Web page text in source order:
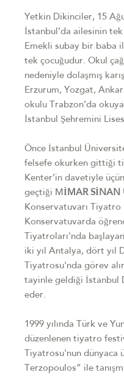
Yetkin Dikinciler, 15
İstanbul’da ailesinin
Emekli subay bir baba
tek çocuğudur. Okul
nedeniyle dolaşmış
Erzurum, Yozgat,
okulu Trabzon’da
İstanbul Şehremini
Önce İstanbul
felsefe okurken gittiği
Kenter’in davetiyle
geçtiği MİMAR SİNAN
Konservatuvarı Tiyatro
Konservatuvarda
Tiyatroları'nda
iki yıl Antalya, dört yıl
Tiyatrosu'nda görev
tayinle geldiği İstanbul
eder.
1999 yılında Türk ve
düzenlenen tiyatro
Tiyatrosu'nun dünyaca
Terzopoulos” ile